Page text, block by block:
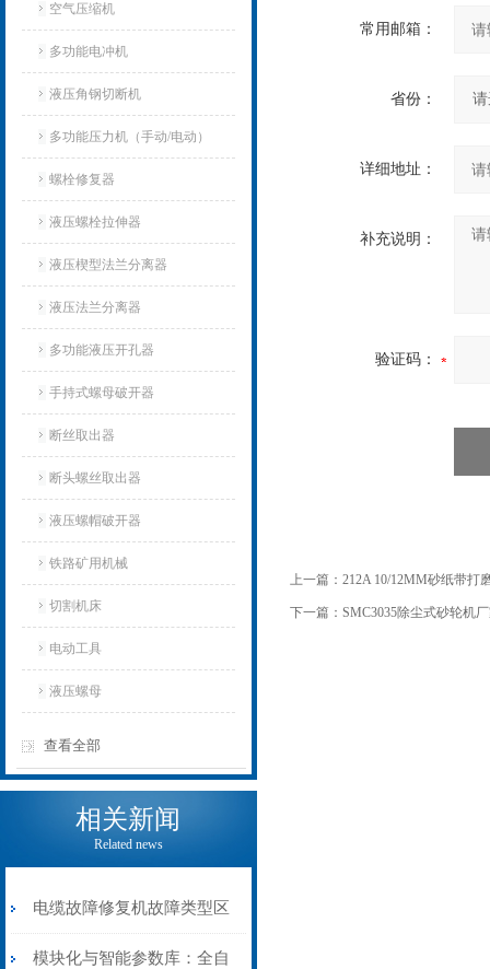
空气压缩机
多功能电冲机
液压角钢切断机
多功能压力机（手动/电动）
螺栓修复器
液压螺栓拉伸器
液压楔型法兰分离器
液压法兰分离器
多功能液压开孔器
手持式螺母破开器
断丝取出器
断头螺丝取出器
液压螺帽破开器
铁路矿用机械
切割机床
电动工具
液压螺母
查看全部
相关新闻
Related news
电缆故障修复机故障类型区
分指南：从“绝缘电
模块化与智能参数库：全自
常用邮箱：
省份：
详细地址：
补充说明：
验证码：
上一篇： 212A 10/12MM砂纸带打
下一篇： SMC3035除尘式砂轮机